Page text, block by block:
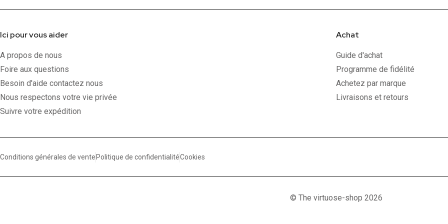
Ici pour vous aider
A propos de nous
Foire aux questions
Besoin d'aide contactez nous
Nous respectons votre vie privée
Suivre votre expédition
Achat
Guide d'achat
Programme de fidélité
Achetez par marque
Livraisons et retours
Conditions générales de vente Politique de confidentialitéCookies
© The virtuose-shop 2026